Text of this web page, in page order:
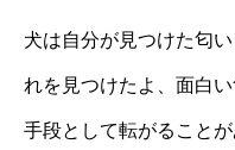
犬は自分が見つけた匂
れを見つけたよ、面白
手段として転がること